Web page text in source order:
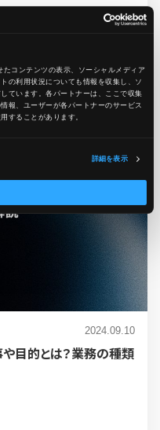
コンテンツの表示、ソーシャルメディア
の利用状況についても情報を収集し、ソ
ています。各パートナーは、ここで収集
報、ユーザーが各パートナーのサービス
することがあります。
詳細を表示
2024.09.10
や目的とは？業務の種類